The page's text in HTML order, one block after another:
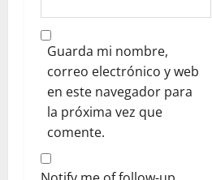
Guarda mi nombre,
correo electrónico y web
en este navegador para
la próxima vez que
comente.